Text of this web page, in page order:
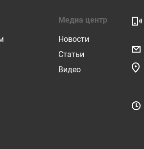
Медиа центр
Новости
Статьи
Видео